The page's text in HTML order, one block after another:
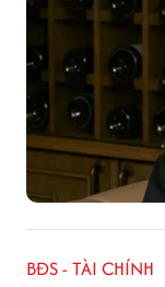
BĐS - TÀI CHÍNH